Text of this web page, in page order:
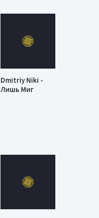
Dmitriy Niki -
Лишь Миг